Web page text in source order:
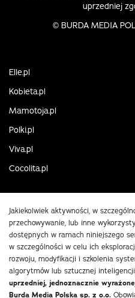
uprzedniej
© BURDA MEDIA
Elle.pl
Kobieta.pl
Mamotoja.pl
Polki.pl
Viva.pl
Cocolita.pl
Jakiekolwiek aktywności, w
przechowywanie, lub inne
dostępnych w ramach niniejszego
w szczególności w celu ich
rozwoju, modyfikacji i szkolenia
algorytmów lub sztucznej inteligencji
uprzedniej, jednoznacznie
Burda Media Polska sp. z o.o.